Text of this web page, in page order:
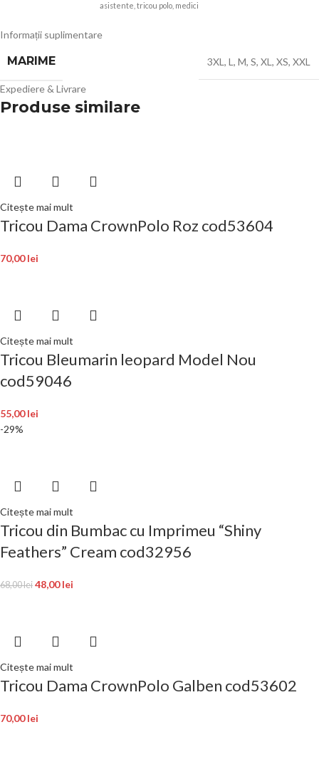
asistente, tricou polo, medici
Informații suplimentare
MARIME 3XL, L, M, S, XL, XS, XXL
Expediere & Livrare
Produse similare
Citește mai mult
Tricou Dama CrownPolo Roz cod53604
70,00lei
Citește mai mult
Tricou Bleumarin leopard Model Nou
cod59046
55,00lei
-29%
Citește mai mult
Tricou din Bumbac cu Imprimeu “Shiny
Feathers” Cream cod32956
68,00lei 48,00lei
Citește mai mult
Tricou Dama CrownPolo Galben cod53602
70,00lei